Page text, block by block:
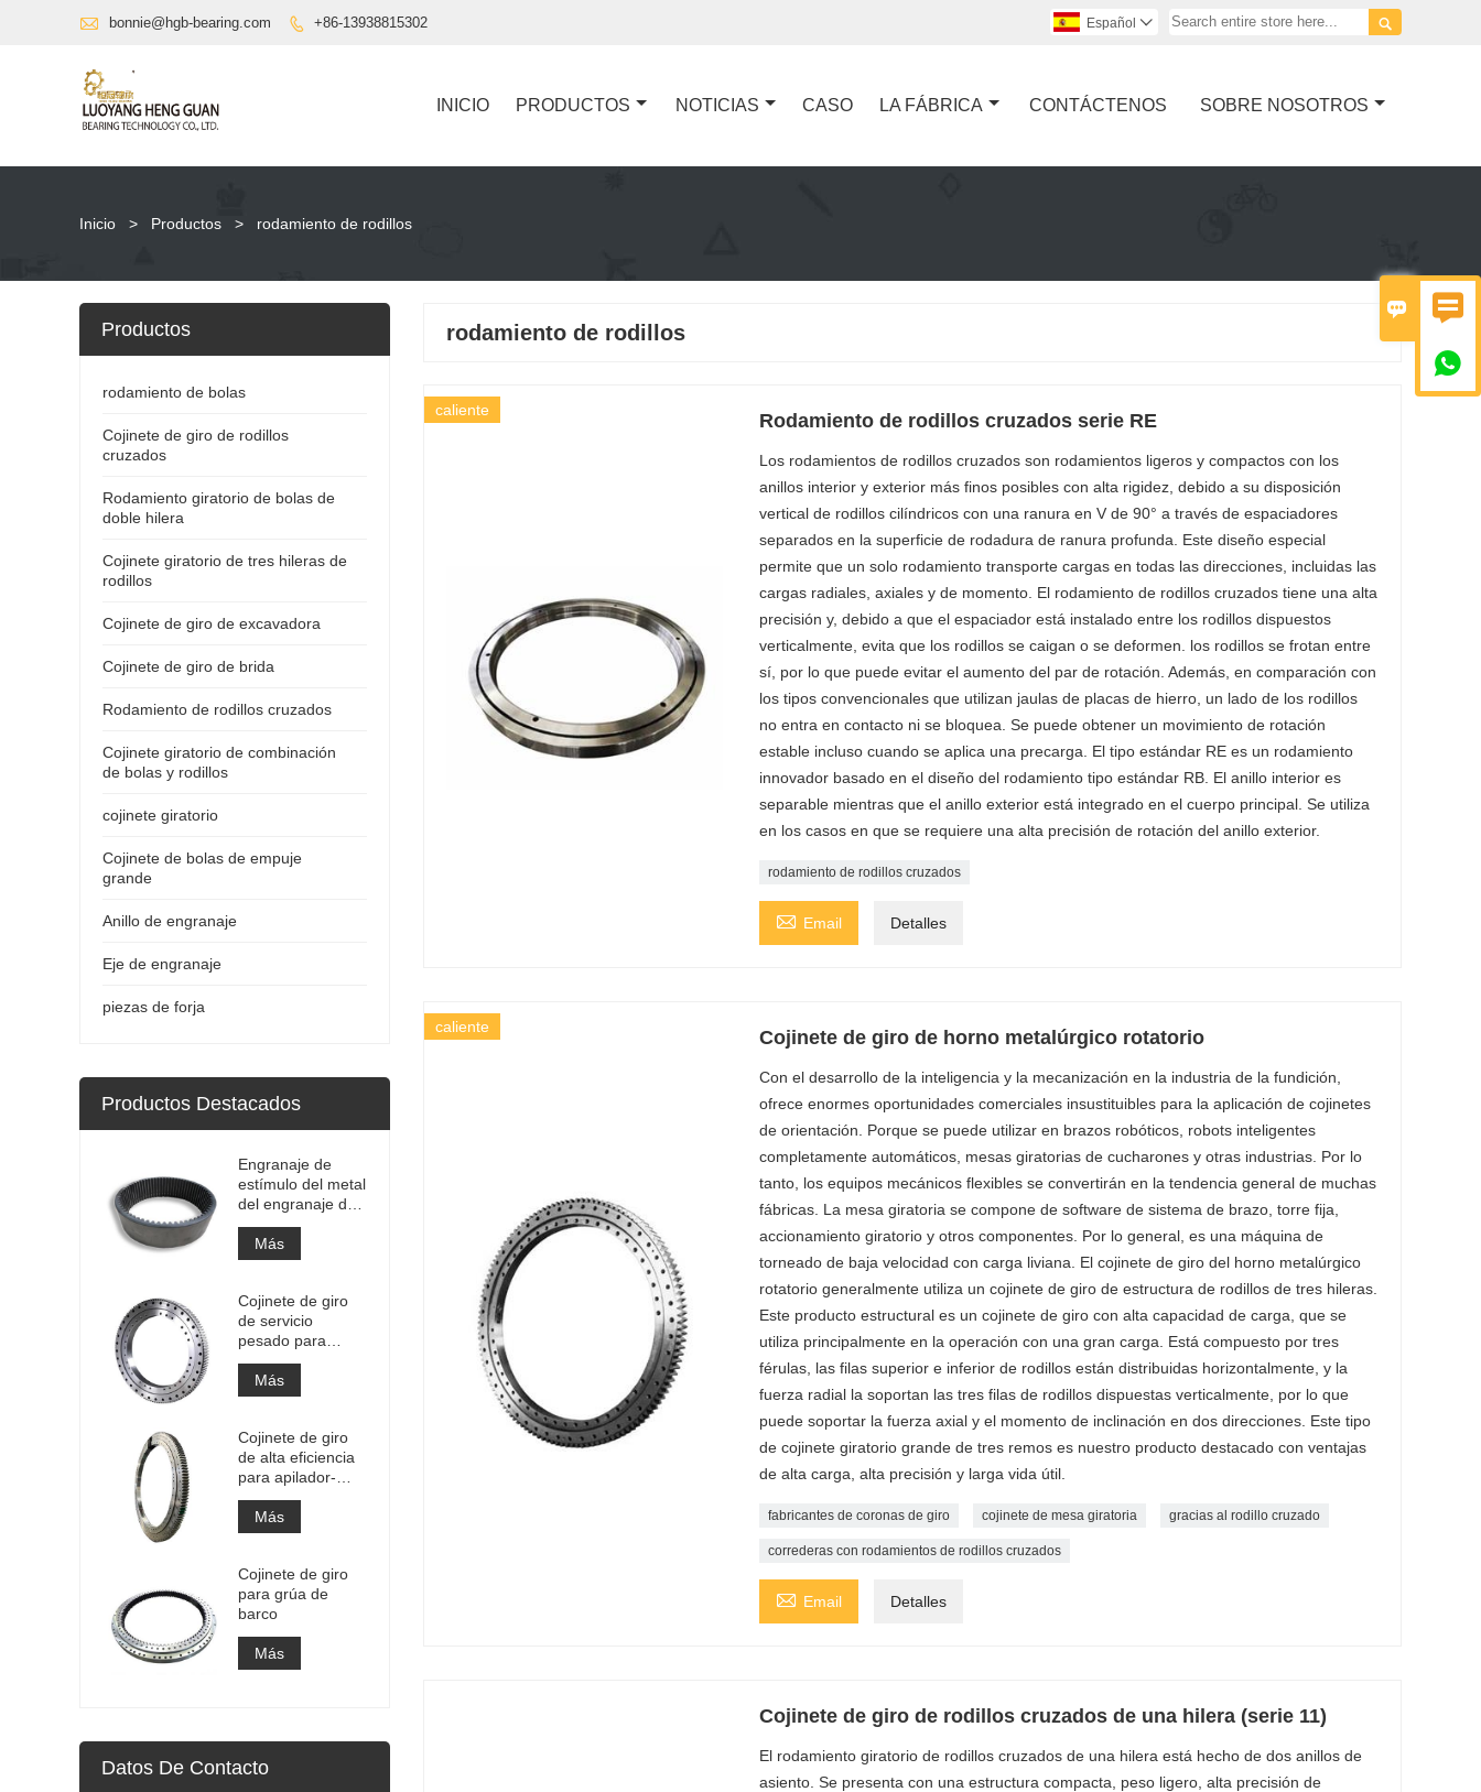
 

 bonnie@hgb-bearing.com  +86-13938815302 
Español 
INICIO PRODUCTOS NOTICIAS CASO LA FÁBRICA CONTÁCTENOS SOBRE NOSOTROS
Inicio > Productos > rodamiento de rodillos
rodamiento de rodillos
caliente Rodamiento de rodillos cruzados serie RE
Los rodamientos de rodillos cruzados son rodamientos ligeros y compactos con los
anillos interior y exterior más finos posibles con alta rigidez, debido a su disposición
vertical de rodillos cilíndricos con una ranura en V de 90° a través de espaciadores
separados en la superficie de rodadura de ranura profunda. Este diseño especial
permite que un solo rodamiento transporte cargas en todas las direcciones, incluidas las
cargas radiales, axiales y de momento. El rodamiento de rodillos cruzados tiene una alta
precisión y, debido a que el espaciador está instalado entre los rodillos dispuestos
verticalmente, evita que los rodillos se caigan o se deformen. los rodillos se frotan entre
sí, por lo que puede evitar el aumento del par de rotación. Además, en comparación con
los tipos convencionales que utilizan jaulas de placas de hierro, un lado de los rodillos
no entra en contacto ni se bloquea. Se puede obtener un movimiento de rotación
estable incluso cuando se aplica una precarga. El tipo estándar RE es un rodamiento
innovador basado en el diseño del rodamiento tipo estándar RB. El anillo interior es
separable mientras que el anillo exterior está integrado en el cuerpo principal. Se utiliza
en los casos en que se requiere una alta precisión de rotación del anillo exterior.
rodamiento de rodillos cruzados
 Email Detalles
caliente Cojinete de giro de horno metalúrgico rotatorio
Con el desarrollo de la inteligencia y la mecanización en la industria de la fundición,
ofrece enormes oportunidades comerciales insustituibles para la aplicación de cojinetes
de orientación. Porque se puede utilizar en brazos robóticos, robots inteligentes
completamente automáticos, mesas giratorias de cucharones y otras industrias. Por lo
tanto, los equipos mecánicos flexibles se convertirán en la tendencia general de muchas
fábricas. La mesa giratoria se compone de software de sistema de brazo, torre fija,
accionamiento giratorio y otros componentes. Por lo general, es una máquina de
torneado de baja velocidad con carga liviana. El cojinete de giro del horno metalúrgico
rotatorio generalmente utiliza un cojinete de giro de estructura de rodillos de tres hileras.
Este producto estructural es un cojinete de giro con alta capacidad de carga, que se
utiliza principalmente en la operación con una gran carga. Está compuesto por tres
férulas, las filas superior e inferior de rodillos están distribuidas horizontalmente, y la
fuerza radial la soportan las tres filas de rodillos dispuestas verticalmente, por lo que
puede soportar la fuerza axial y el momento de inclinación en dos direcciones. Este tipo
de cojinete giratorio grande de tres remos es nuestro producto destacado con ventajas
de alta carga, alta precisión y larga vida útil.
fabricantes de coronas de giro cojinete de mesa giratoria gracias al rodillo cruzado
correderas con rodamientos de rodillos cruzados
 Email Detalles
Cojinete de giro de rodillos cruzados de una hilera (serie 11)
El rodamiento giratorio de rodillos cruzados de una hilera está hecho de dos anillos de
asiento. Se presenta con una estructura compacta, peso ligero, alta precisión de
Productos
rodamiento de bolas
Cojinete de giro de rodillos
cruzados
Rodamiento giratorio de bolas de
doble hilera
Cojinete giratorio de tres hileras de
rodillos
Cojinete de giro de excavadora
Cojinete de giro de brida
Rodamiento de rodillos cruzados
Cojinete giratorio de combinación
de bolas y rodillos
cojinete giratorio
Cojinete de bolas de empuje
grande
Anillo de engranaje
Eje de engranaje
piezas de forja
Productos Destacados
Engranaje de
estímulo del metal
del engranaje de
la circunferencia
del engranaje
anular interno
precisión con el
tratamiento de
nitruración
Más
Cojinete de giro
de servicio
pesado para
equipos de grúas
portuarias
Más
Cojinete de giro
de alta eficiencia
para apilador-
recuperador
Más
Cojinete de giro
para grúa de
barco
Más
Datos De Contacto